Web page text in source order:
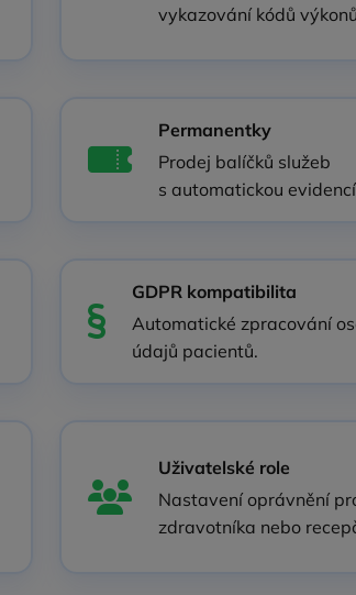
vykazování kódů
Permanentky
Prodej balíčků služeb
s automatickou
GDPR kompatibilita
Automatické zpracování
údajů pacientů.
Uživatelské role
Nastavení oprávnění
zdravotníka nebo